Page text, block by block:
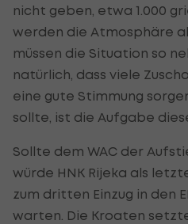
nicht geben, etwa 1.000
werden die Atmosphäre
müssen die Situation so
natürlich, dass viele
eine gute Stimmung
sollte, ist die Aufgabe
Sollte dem WAC der
würde HNK Rijeka als
zum dritten Einzug in den
warten. Die Kroaten